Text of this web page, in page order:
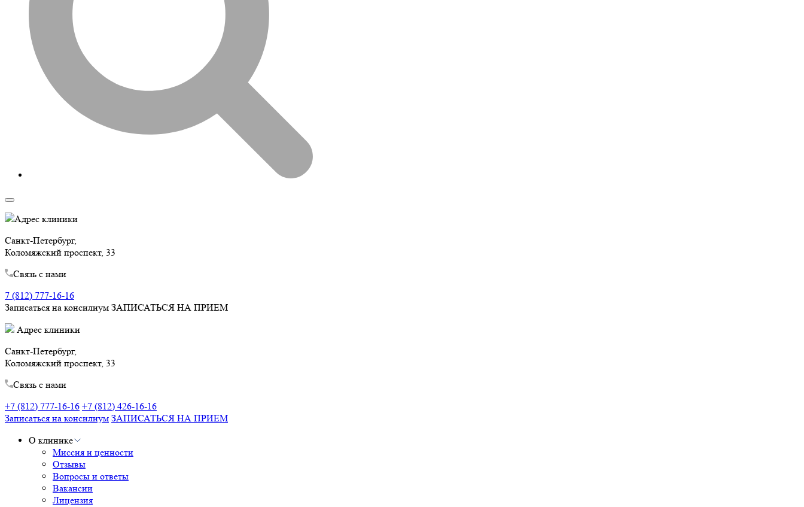
Адрес клиники
Санкт-Петербург,
Коломяжский проспект, 33
Связь с нами
7 (812) 777-16-16
Записаться на консилиум ЗАПИСАТЬСЯ НА ПРИЕМ
Адрес клиники
Санкт-Петербург,
Коломяжский проспект, 33
Связь с нами
+7 (812) 777-16-16 +7 (812) 426-16-16
Записаться на консилиум ЗАПИСАТЬСЯ НА ПРИЕМ
О клинике
Миссия и ценности
Отзывы
Вопросы и ответы
Вакансии
Лицензия